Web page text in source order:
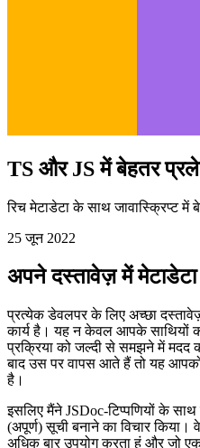
TS और JS में बेहतर
रिच मेटाडेटा के साथ जावास्क्रिप्ट
25 जून 2022
अपने दस्तावेज़ में मेटाडेटा
प्रत्येक डेवलपर के लिए अच्छा
कार्य है। यह न केवल आपके साथियों
प्रक्रिया को जल्दी से समझने में मदद
बाद उस पर वापस आते हैं तो यह
है।